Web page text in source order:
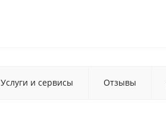
Услуги и сервисы Отзывы